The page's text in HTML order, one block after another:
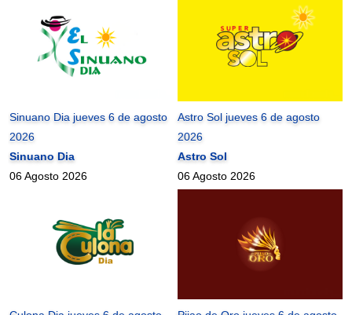
Sinuano Dia jueves 6 de agosto
2026
Sinuano Dia
06 Agosto 2026
Astro Sol jueves 6 de agosto
2026
Astro Sol
06 Agosto 2026